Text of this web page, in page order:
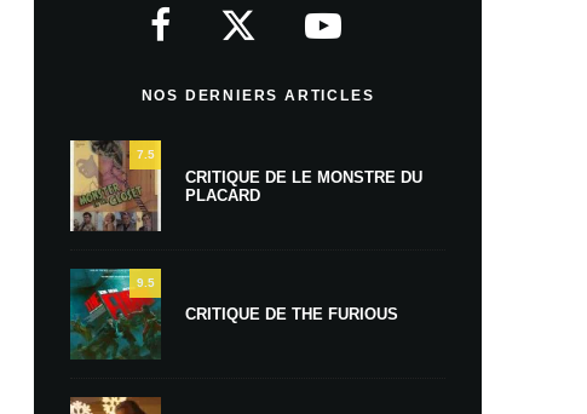
NOS DERNIERS ARTICLES
7.5
CRITIQUE DE LE MONSTRE DU
PLACARD
9.5
CRITIQUE DE THE FURIOUS